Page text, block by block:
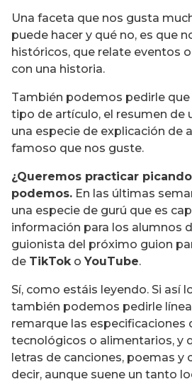
Una faceta que nos gusta
puede hacer y qué no, es que
históricos, que relate eventos
con una historia.
También podemos pedirle que
tipo de artículo, el resumen de
una especie de explicación de
famoso que nos guste.
¿Queremos practicar
podemos. En las últimas
una especie de gurú que es
información para los alumnos
guionista del próximo guion
de TikToko YouTube.
Sí, como estáis leyendo. Si así
también podemos pedirle
remarque las especificaciones
tecnológicos o alimentarios, y
letras de canciones, poemas y
decir, aunque suene un tanto